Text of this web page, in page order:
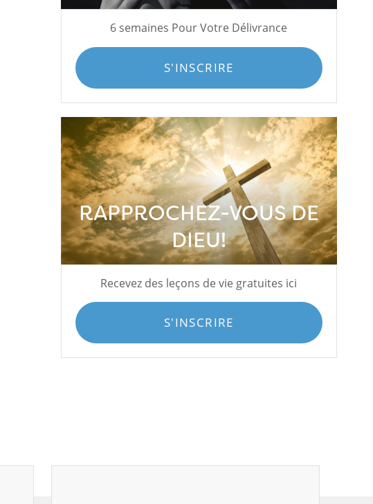
6 semaines Pour Votre Délivrance
S'INSCRIRE
RAPPROCHEZ-VOUS DE
DIEU!
Recevez des leçons de vie gratuites ici
S'INSCRIRE